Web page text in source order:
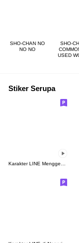
SHO-CHAN NO
NO NO
SHO-
USED
Stiker Serupa
Karakter LINE Menggemaskan